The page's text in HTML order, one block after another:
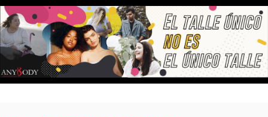
Saltar
al
contenido